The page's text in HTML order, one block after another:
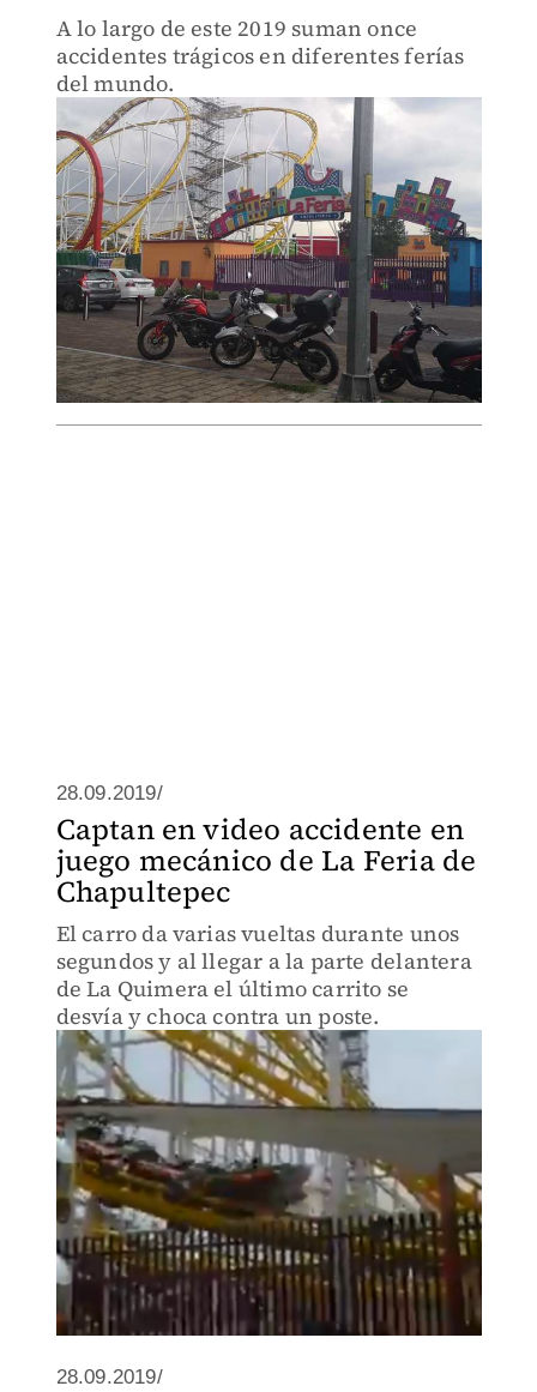
A lo largo de este 2019 suman once
accidentes trágicos en diferentes ferías
del mundo.
28.09.2019/
Captan en video accidente en
juego mecánico de La Feria de
Chapultepec
El carro da varias vueltas durante unos
segundos y al llegar a la parte delantera
de La Quimera el último carrito se
desvía y choca contra un poste.
28.09.2019/